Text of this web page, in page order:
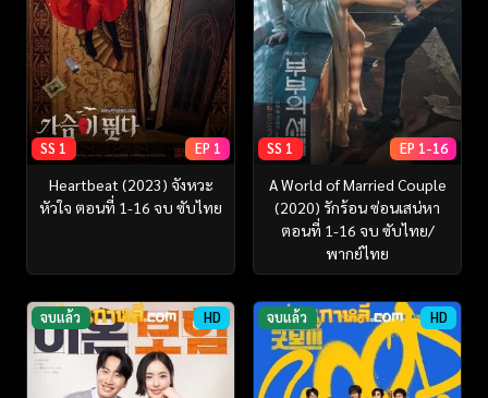
SS 1 EP 1
Heartbeat (2023) จังหวะ
หัวใจ ตอนที่ 1-16 จบ ซับไทย
SS 1 EP 1-16
A World of Married Couple
(2020) รักร้อน ซ่อนเสน่หา
ตอนที่ 1-16 จบ ซับไทย/
พากย์ไทย
จบแล้ว HD จบแล้ว HD